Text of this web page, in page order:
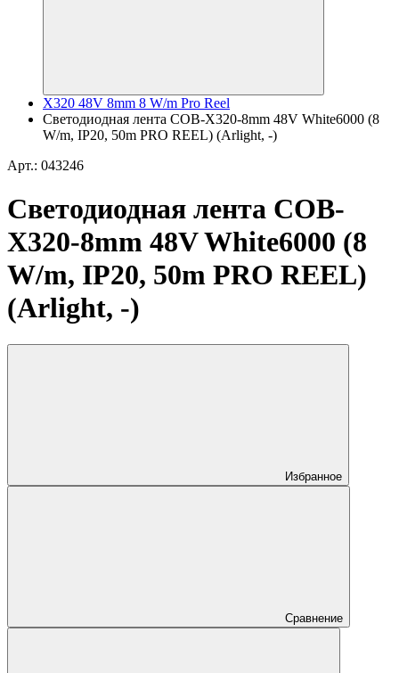
X320 48V 8mm 8 W/m Pro Reel
Светодиодная лента COB-X320-8mm 48V White6000 (8
W/m, IP20, 50m PRO REEL) (Arlight, -)
Арт.: 043246
Светодиодная лента COB-
X320-8mm 48V White6000 (8
W/m, IP20, 50m PRO REEL)
(Arlight, -)
Избранное
Сравнение